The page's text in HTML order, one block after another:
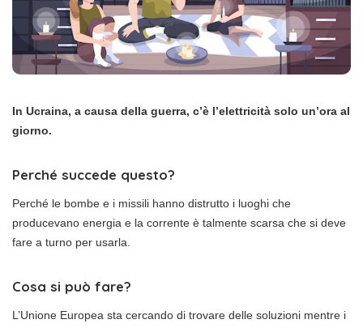
In Ucraina, a causa della guerra, c’è l’elettricità solo un’ora al
giorno.
Perché succede questo?
Perché le bombe e i missili hanno distrutto i luoghi che
producevano energia e la corrente è talmente scarsa che si deve
fare a turno per usarla.
Cosa si può fare?
L’Unione Europea sta cercando di trovare delle soluzioni mentre i